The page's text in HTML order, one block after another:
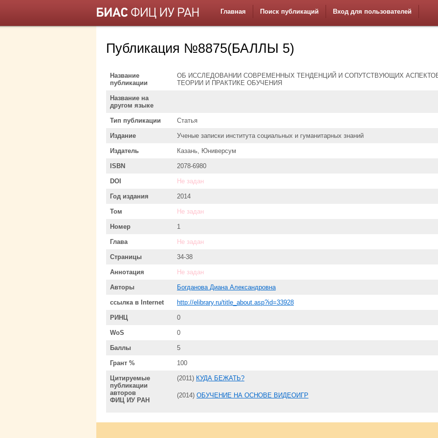
Главная Поиск публикаций Вход для пользователей
Публикация №8875(БАЛЛЫ 5)
Название
публикации
ОБ ИССЛЕДОВАНИИ СОВРЕМЕННЫХ ТЕНДЕНЦИЙ И СОПУТСТВУЮЩИХ
ТЕОРИИ И ПРАКТИКЕ ОБУЧЕНИЯ
Название на
другом языке
Тип публикации Статья
Издание Ученые записки института социальных и гуманитарных знаний
Издатель Казань, Юниверсум
ISBN 2078-6980
DOI Не задан
Год издания 2014
Том Не задан
Номер 1
Глава Не задан
Страницы 34-38
Аннотация Не задан
Авторы Богданова Диана Александровна
ссылка в Internet http://elibrary.ru/title_about.asp?id=33928
РИНЦ 0
WoS 0
Баллы 5
Грант % 100
Цитируемые
публикации
авторов
ФИЦ ИУ РАН
(2011) КУДА БЕЖАТЬ?
(2014) ОБУЧЕНИЕ НА ОСНОВЕ ВИДЕОИГР